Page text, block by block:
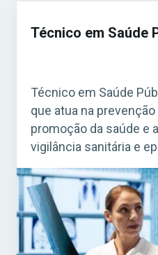
Técnico em Saúde
Técnico em Saúde
que atua na
promoção da saúde e
vigilância sanitária e
fundamental para o
Sistema Único de
o Curso Grátis INSS
procurado em
e municipais, […]